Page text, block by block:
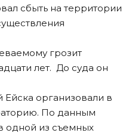
сбыть на территории
грозит
лет. До суда он
организовали в
. По данным
одной из съемных